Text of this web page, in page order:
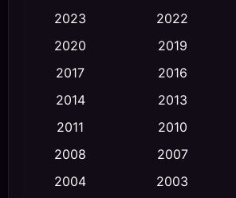
Classic หนังคลาสสิก
Comedy ตลก
Conspiracy
Crime อาชญากรรม
2023
2022
2020
2019
2017
2016
2014
2013
2011
2010
2008
2007
2004
2003